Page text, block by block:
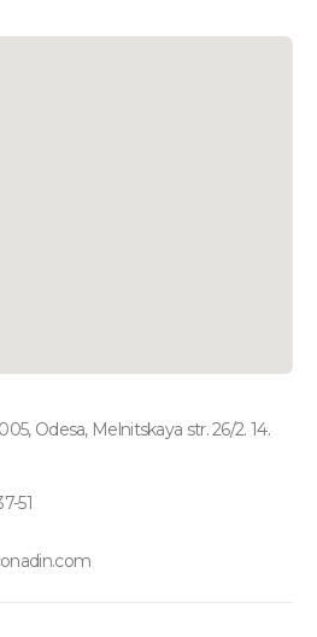
Odesa, Melnitskaya str. 26/2. 14.
51